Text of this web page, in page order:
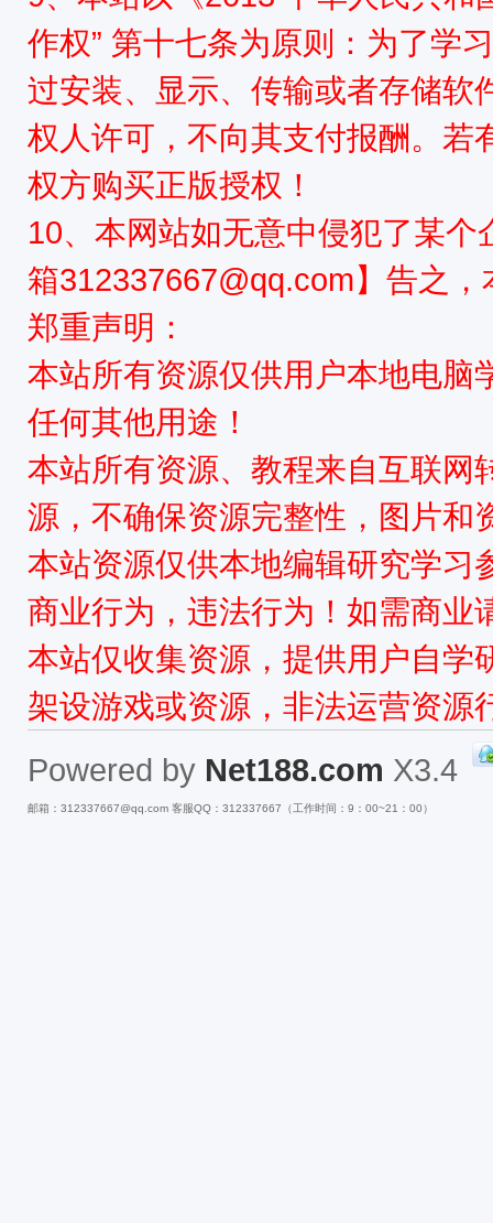
作权” 第十七条为原则：为了学
过安装、显示、传输或者存储软
权人许可，不向其支付报酬。若
权方购买正版授权！
10、本网站如无意中侵犯了某
箱312337667@qq.com】告之
郑重声明：
本站所有资源仅供用户本地电脑
任何其他用途！
本站所有资源、教程来自互联网
源，不确保资源完整性，图片和
本站资源仅供本地编辑研究学习
商业行为，违法行为！如需商业
本站仅收集资源，提供用户自学
架设游戏或资源，非法运营资源
Powered by Net188.com X3.4
邮箱：312337667@qq.com 客服QQ：312337667（工作时间：9：00~21：00）